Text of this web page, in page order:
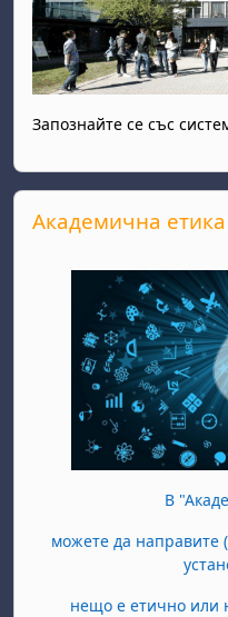
Запознайте се със
Прескочи Академична етика
Академична етика
В
можете да направите
нещо е етично или